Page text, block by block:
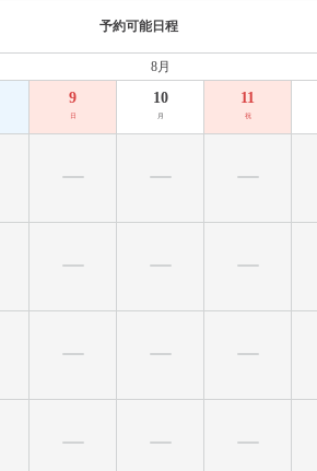
予約可能日程
8月
9
日
10
月
11
祝